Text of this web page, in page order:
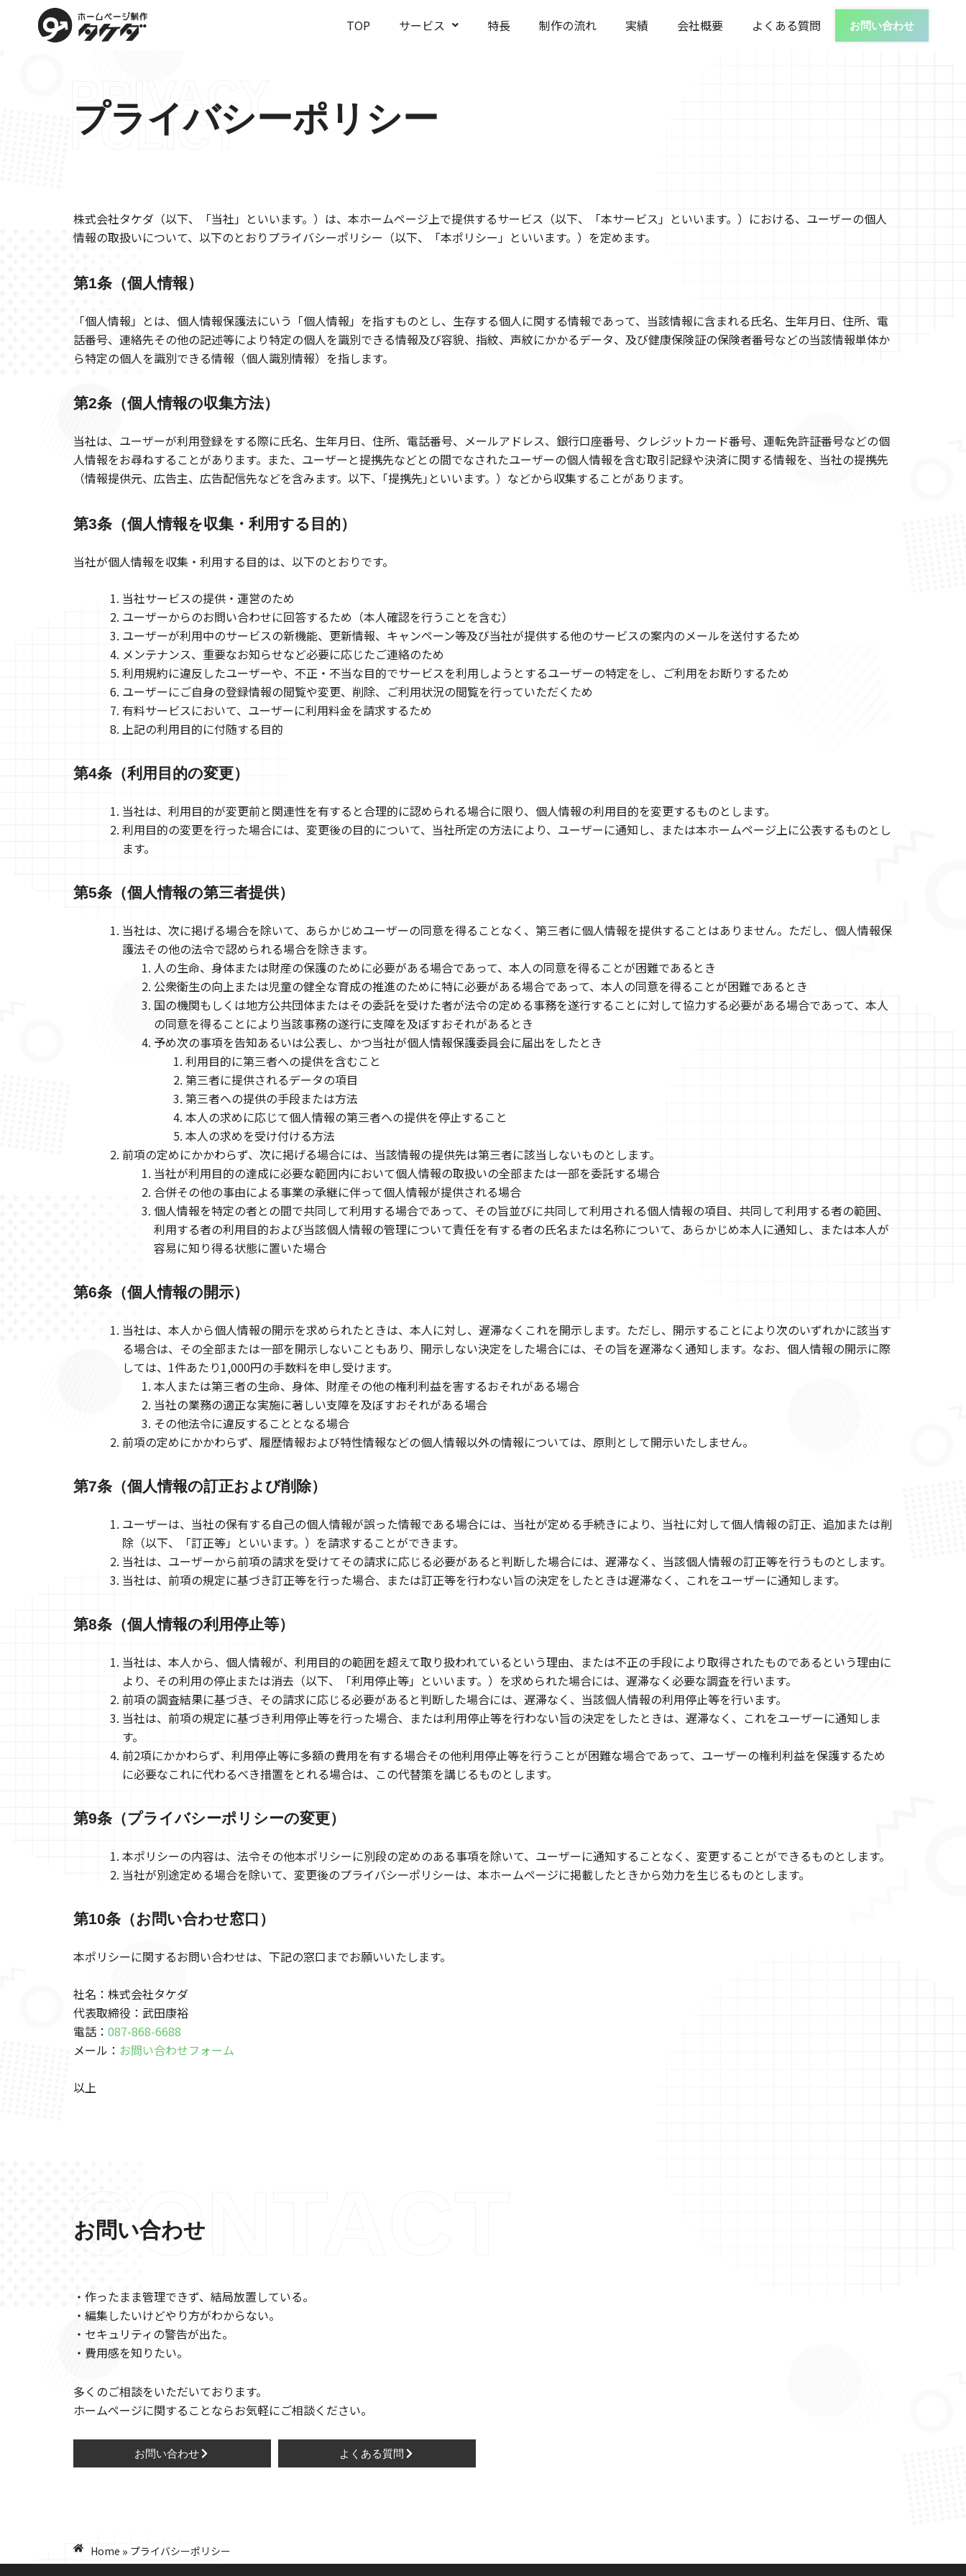
TOP サービス 特長 制作の流れ 実績 会社概要 よくある質問 お問い合わせ
PRIVACY
POLICY
プライバシーポリシー
株式会社タケダ（以下、「当社」といいます。）は、本ホームページ上で提供するサービス（以下、「本サービス」といいます。）における、ユーザーの個人
情報の取扱いについて、以下のとおりプライバシーポリシー（以下、「本ポリシー」といいます。）を定めます。
第1条（個人情報）
「個人情報」とは、個人情報保護法にいう「個人情報」を指すものとし、生存する個人に関する情報であって、当該情報に含まれる氏名、生年月日、住所、電
話番号、連絡先その他の記述等により特定の個人を識別できる情報及び容貌、指紋、声紋にかかるデータ、及び健康保険証の保険者番号などの当該情報単体か
ら特定の個人を識別できる情報（個人識別情報）を指します。
第2条（個人情報の収集方法）
当社は、ユーザーが利用登録をする際に氏名、生年月日、住所、電話番号、メールアドレス、銀行口座番号、クレジットカード番号、運転免許証番号などの個
人情報をお尋ねすることがあります。また、ユーザーと提携先などとの間でなされたユーザーの個人情報を含む取引記録や決済に関する情報を、当社の提携先
（情報提供元、広告主、広告配信先などを含みます。以下、｢提携先｣といいます。）などから収集することがあります。
第3条（個人情報を収集・利用する目的）
当社が個人情報を収集・利用する目的は、以下のとおりです。
当社サービスの提供・運営のため
ユーザーからのお問い合わせに回答するため（本人確認を行うことを含む）
ユーザーが利用中のサービスの新機能、更新情報、キャンペーン等及び当社が提供する他のサービスの案内のメールを送付するため
メンテナンス、重要なお知らせなど必要に応じたご連絡のため
利用規約に違反したユーザーや、不正・不当な目的でサービスを利用しようとするユーザーの特定をし、ご利用をお断りするため
ユーザーにご自身の登録情報の閲覧や変更、削除、ご利用状況の閲覧を行っていただくため
有料サービスにおいて、ユーザーに利用料金を請求するため
上記の利用目的に付随する目的
第4条（利用目的の変更）
当社は、利用目的が変更前と関連性を有すると合理的に認められる場合に限り、個人情報の利用目的を変更するものとします。
利用目的の変更を行った場合には、変更後の目的について、当社所定の方法により、ユーザーに通知し、または本ホームページ上に公表するものとし
ます。
第5条（個人情報の第三者提供）
当社は、次に掲げる場合を除いて、あらかじめユーザーの同意を得ることなく、第三者に個人情報を提供することはありません。ただし、個人情報保
護法その他の法令で認められる場合を除きます。
人の生命、身体または財産の保護のために必要がある場合であって、本人の同意を得ることが困難であるとき
公衆衛生の向上または児童の健全な育成の推進のために特に必要がある場合であって、本人の同意を得ることが困難であるとき
国の機関もしくは地方公共団体またはその委託を受けた者が法令の定める事務を遂行することに対して協力する必要がある場合であって、本人
の同意を得ることにより当該事務の遂行に支障を及ぼすおそれがあるとき
予め次の事項を告知あるいは公表し、かつ当社が個人情報保護委員会に届出をしたとき
利用目的に第三者への提供を含むこと
第三者に提供されるデータの項目
第三者への提供の手段または方法
本人の求めに応じて個人情報の第三者への提供を停止すること
本人の求めを受け付ける方法
前項の定めにかかわらず、次に掲げる場合には、当該情報の提供先は第三者に該当しないものとします。
当社が利用目的の達成に必要な範囲内において個人情報の取扱いの全部または一部を委託する場合
合併その他の事由による事業の承継に伴って個人情報が提供される場合
個人情報を特定の者との間で共同して利用する場合であって、その旨並びに共同して利用される個人情報の項目、共同して利用する者の範囲、
利用する者の利用目的および当該個人情報の管理について責任を有する者の氏名または名称について、あらかじめ本人に通知し、または本人が
容易に知り得る状態に置いた場合
第6条（個人情報の開示）
当社は、本人から個人情報の開示を求められたときは、本人に対し、遅滞なくこれを開示します。ただし、開示することにより次のいずれかに該当す
る場合は、その全部または一部を開示しないこともあり、開示しない決定をした場合には、その旨を遅滞なく通知します。なお、個人情報の開示に際
しては、1件あたり1,000円の手数料を申し受けます。
本人または第三者の生命、身体、財産その他の権利利益を害するおそれがある場合
当社の業務の適正な実施に著しい支障を及ぼすおそれがある場合
その他法令に違反することとなる場合
前項の定めにかかわらず、履歴情報および特性情報などの個人情報以外の情報については、原則として開示いたしません。
第7条（個人情報の訂正および削除）
ユーザーは、当社の保有する自己の個人情報が誤った情報である場合には、当社が定める手続きにより、当社に対して個人情報の訂正、追加または削
除（以下、「訂正等」といいます。）を請求することができます。
当社は、ユーザーから前項の請求を受けてその請求に応じる必要があると判断した場合には、遅滞なく、当該個人情報の訂正等を行うものとします。
当社は、前項の規定に基づき訂正等を行った場合、または訂正等を行わない旨の決定をしたときは遅滞なく、これをユーザーに通知します。
第8条（個人情報の利用停止等）
当社は、本人から、個人情報が、利用目的の範囲を超えて取り扱われているという理由、または不正の手段により取得されたものであるという理由に
より、その利用の停止または消去（以下、「利用停止等」といいます。）を求められた場合には、遅滞なく必要な調査を行います。
前項の調査結果に基づき、その請求に応じる必要があると判断した場合には、遅滞なく、当該個人情報の利用停止等を行います。
当社は、前項の規定に基づき利用停止等を行った場合、または利用停止等を行わない旨の決定をしたときは、遅滞なく、これをユーザーに通知しま
す。
前2項にかかわらず、利用停止等に多額の費用を有する場合その他利用停止等を行うことが困難な場合であって、ユーザーの権利利益を保護するため
に必要なこれに代わるべき措置をとれる場合は、この代替策を講じるものとします。
第9条（プライバシーポリシーの変更）
本ポリシーの内容は、法令その他本ポリシーに別段の定めのある事項を除いて、ユーザーに通知することなく、変更することができるものとします。
当社が別途定める場合を除いて、変更後のプライバシーポリシーは、本ホームページに掲載したときから効力を生じるものとします。
第10条（お問い合わせ窓口）
本ポリシーに関するお問い合わせは、下記の窓口までお願いいたします。
社名：株式会社タケダ
代表取締役：武田康裕
電話： 087-868-6688
メール： お問い合わせフォーム
以上
CONTACT
お問い合わせ
・作ったまま管理できず、結局放置している。
・編集したいけどやり方がわからない。
・セキュリティの警告が出た。
・費用感を知りたい。
多くのご相談をいただいております。
ホームページに関することならお気軽にご相談ください。
お問い合わせ よくある質問
Home » プライバシーポリシー